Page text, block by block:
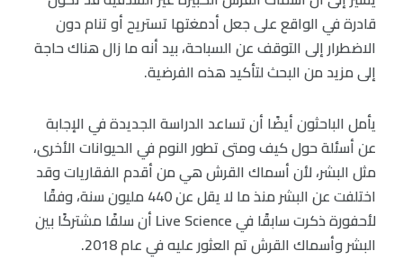
قادرة في الواقع على جعل أدمغتها تستريح أو تنام دون
الاضطرار إلى التوقف عن السباحة، بيد أنه ما زال هناك حاجة
إلى مزيد من البحث لتأكيد هذه الفرضية.
يأمل الباحثون أيضًا أن تساعد الدراسة الجديدة في الإجابة
عن أسئلة حول كيف ومتى تطور النوم في الحيوانات الأخرى،
مثل البشر، لأن أسماك القرش هي من أقدم الفقاريات وقد
اختلفت عن البشر منذ ما لا يقل عن 440 مليون سنة، وفقًا
لأحفورة ذكرت سابقًا في Live Science أن سلفًا مشتركًا بين
البشر وأسماك القرش تم العثور عليه في عام 2018.